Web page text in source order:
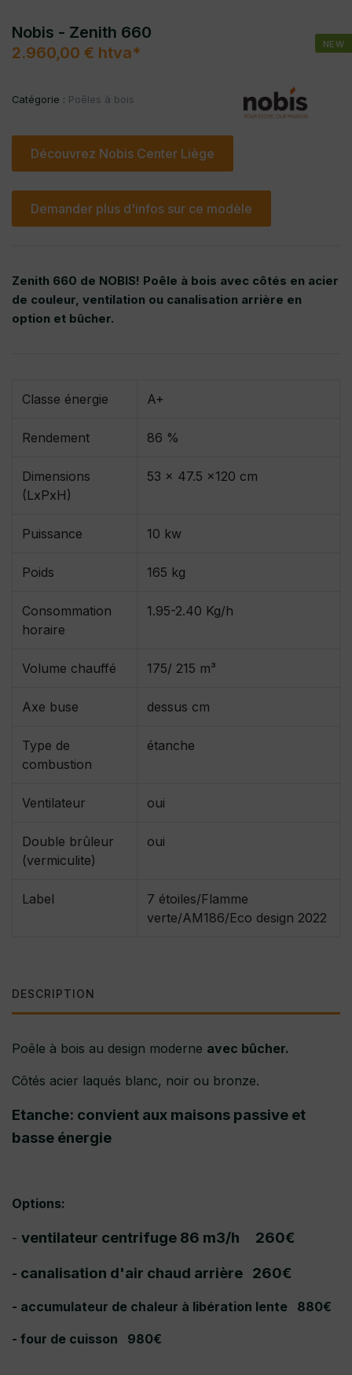
NEW
Nobis - Zenith 660
2.960,00 € htva*
Catégorie : Poêles à bois
Découvrez Nobis Center Liège
Demander plus d'infos sur ce modèle
Zenith 660 de NOBIS! Poêle à bois avec côtés en acier
de couleur, ventilation ou canalisation arrière en
option et bûcher.
Classe énergie A+
Rendement 86 %
Dimensions
(LxPxH)
53 x 47.5 x120 cm
Puissance 10 kw
Poids 165 kg
Consommation
horaire
1.95-2.40 Kg/h
Volume chauffé 175/ 215 m³
Axe buse dessus cm
Type de
combustion
étanche
Ventilateur oui
Double brûleur
(vermiculite)
oui
Label
7 étoiles/Flamme
verte/AM186/Eco design 2022
DESCRIPTION
Poêle à bois au design moderne avec bûcher.
Côtés acier laqués blanc, noir ou bronze.
Etanche: convient aux maisons passive et
basse énergie
Options:
- ventilateur centrifuge 86 m3/h 260€
- canalisation d'air chaud arrière 260€
- accumulateur de chaleur à libération lente 880€
- four de cuisson 980€